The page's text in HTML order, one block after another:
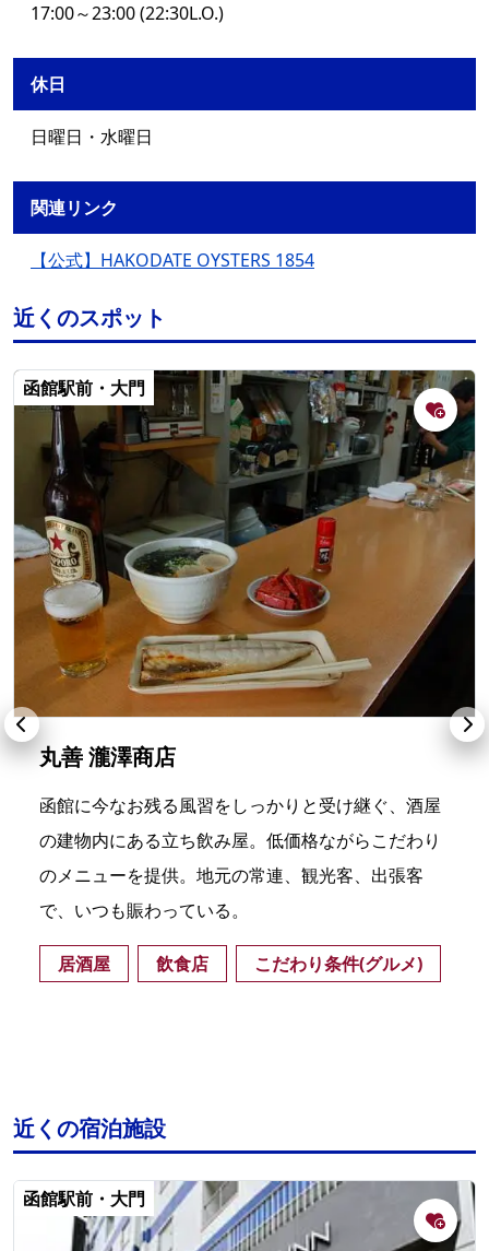
17:00～23:00 (22:30L.O.)
休日
日曜日・水曜日
関連リンク
【公式】HAKODATE OYSTERS 1854
近くのスポット
函館駅前・大門
丸善 瀧澤商店
函館に今なお残る風習をしっかりと受け継ぐ、酒屋
の建物内にある立ち飲み屋。低価格ながらこだわり
のメニューを提供。地元の常連、観光客、出張客
で、いつも賑わっている。
居酒屋 飲食店 こだわり条件(グルメ)
近くの宿泊施設
函館駅前・大門